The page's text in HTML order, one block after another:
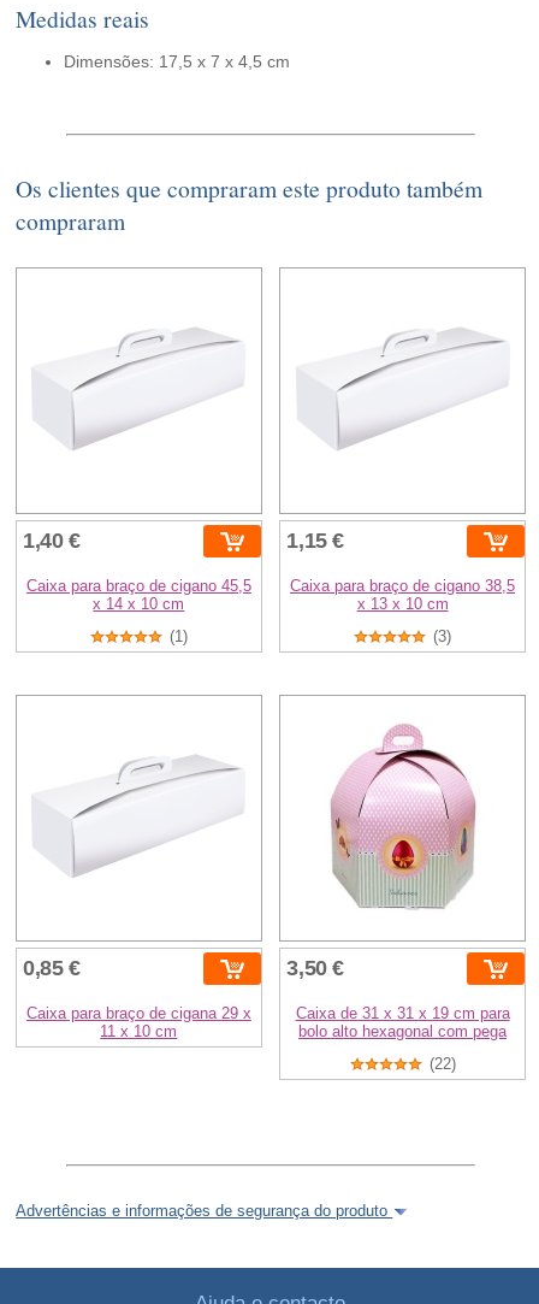
Medidas reais
Dimensões: 17,5 x 7 x 4,5 cm
Os clientes que compraram este produto também
compraram
1,40 €
Caixa para braço de cigano 45,5
x 14 x 10 cm
(1)
1,15 €
Caixa para braço de cigano 38,5
x 13 x 10 cm
(3)
0,85 €
Caixa para braço de cigana 29 x
11 x 10 cm
3,50 €
Caixa de 31 x 31 x 19 cm para
bolo alto hexagonal com pega
(22)
Advertências e informações de segurança do produto